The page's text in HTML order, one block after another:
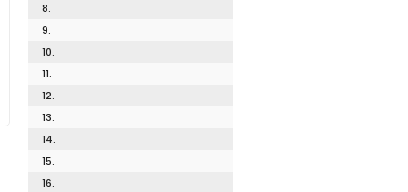
8.
9.
10.
11.
12.
13.
14.
15.
16.